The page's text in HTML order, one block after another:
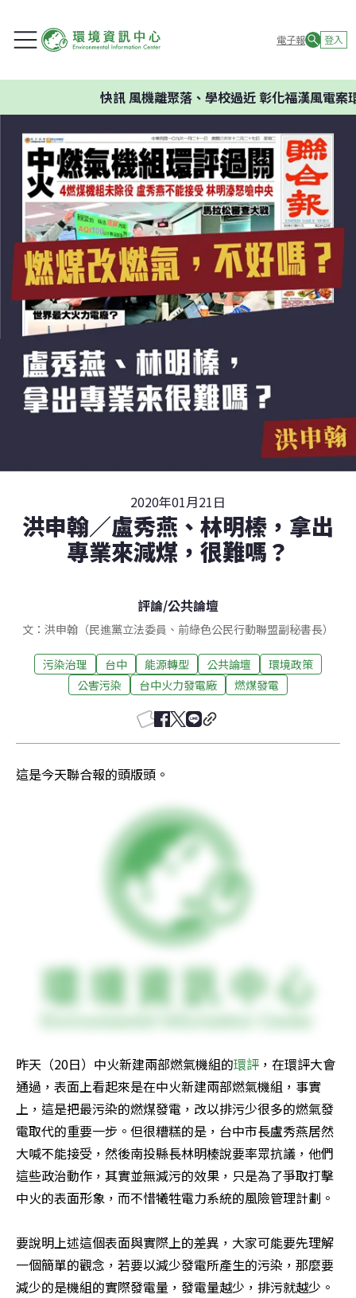
電子報 登入
快訊風機離聚落、學校過近 彰化福漢風電案環
2020年01月21日
洪申翰／盧秀燕、林明榛，拿出
專業來減煤，很難嗎？
評論/公共論壇
文：洪申翰（民進黨立法委員、前綠色公民行動聯盟副秘書長）
污染治理 台中 能源轉型 公共論壇
環境政策
公害污染
台中火力發電廠 燃煤發電
這是今天聯合報的頭版頭。
昨天（20日）中火新建兩部燃氣機組的環評 ，在環評大會
通過，表面上看起來是在中火新建兩部燃氣機組，事實
上，這是把最污染的燃煤發電，改以排污少很多的燃氣發
電取代的重要一步。但很糟糕的是，台中市長盧秀燕居然
大喊不能接受，然後南投縣長林明榛說要率眾抗議，他們
這些政治動作，其實並無減污的效果，只是為了爭取打擊
中火的表面形象，而不惜犧牲電力系統的風險管理計劃。
要說明上述這個表面與實際上的差異，大家可能要先理解
一個簡單的觀念，若要以減少發電所產生的污染，那麼要
減少的是機組的實際發電量，發電量越少，排污就越少。